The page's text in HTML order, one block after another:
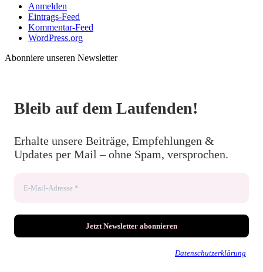
Anmelden
Eintrags-Feed
Kommentar-Feed
WordPress.org
Abonniere unseren Newsletter
Bleib auf dem Laufenden!
Erhalte unsere Beiträge, Empfehlungen &
Updates per Mail – ohne Spam, versprochen.
Datenschutzerklärung